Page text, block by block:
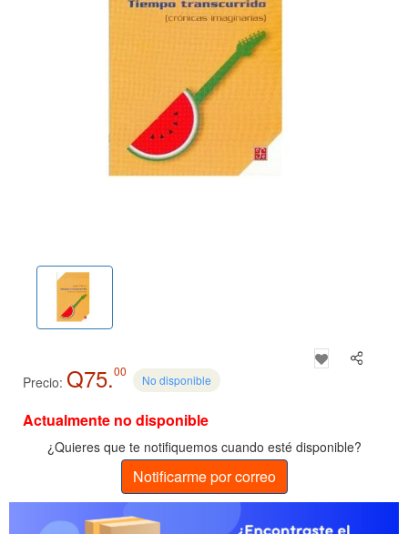
Precio: Q75.00
No disponible
Actualmente no disponible
¿Quieres que te notifiquemos cuando esté disponible?
Notificarme por correo